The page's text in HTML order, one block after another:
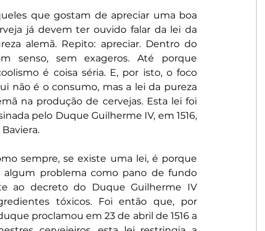
que gostam de apreciar uma boa
já devem ter ouvido falar da lei da
alemã. Repito: apreciar. Dentro do
senso, sem exageros. Até porque
é coisa séria. E, por isto, o foco
não é o consumo, mas a lei da pureza
na produção de cervejas. Esta lei foi
pelo Duque Guilherme IV, em 1516,
Baviera.
sempre, se existe uma lei, é porque
algum problema como pano de fundo
ao decreto do Duque Guilherme IV
tóxicos. Foi então que, por
proclamou em 23 de abril de 1516 a